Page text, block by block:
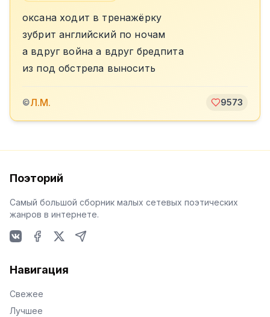
оксана ходит в тренажёрку
зубрит английский по ночам
а вдруг война а вдруг бредпита
из под обстрела выносить
©Л.М. 9573
Поэторий
Самый большой сборник малых сетевых поэтических
жанров в интернете.
Навигация
Свежее
Лучшее